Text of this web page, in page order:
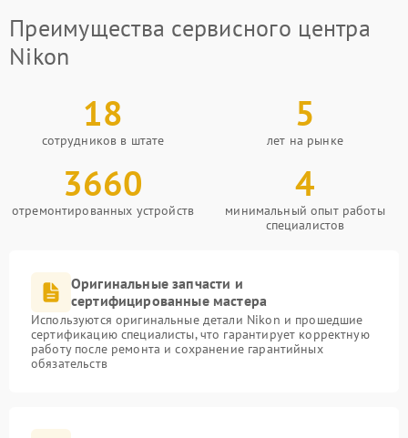
Преимущества сервисного центра
Nikon
18
сотрудников в штате
5
лет на рынке
3660
отремонтированных устройств
4
минимальный опыт работы
специалистов
Оригинальные запчасти и
сертифицированные мастера
Используются оригинальные детали Nikon и прошедшие
сертификацию специалисты, что гарантирует корректную
работу после ремонта и сохранение гарантийных
обязательств